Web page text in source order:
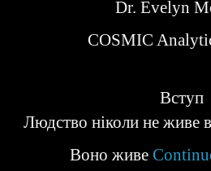
Dr. Evelyn
COSMIC
Вступ
Людство ніколи не живе в
Воно живе